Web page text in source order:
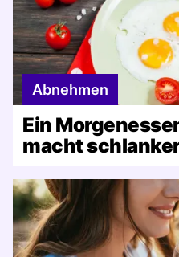
Abnehmen
Ein
macht